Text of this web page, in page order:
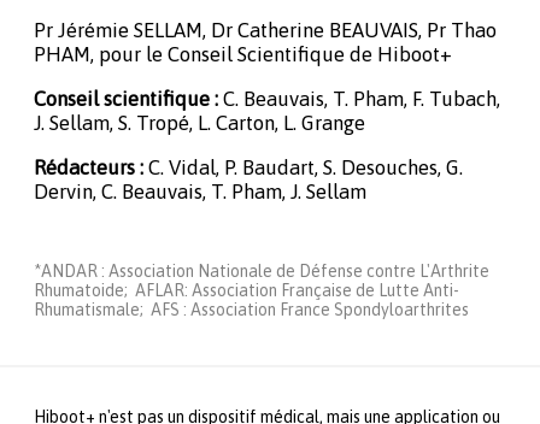
Pr Jérémie SELLAM, Dr Catherine BEAUVAIS, Pr Thao
PHAM, pour le Conseil Scientifique de Hiboot+
Conseil scientifique : C. Beauvais, T. Pham, F. Tubach,
J. Sellam, S. Tropé, L. Carton, L. Grange
Rédacteurs : C. Vidal, P. Baudart, S. Desouches, G.
Dervin, C. Beauvais, T. Pham, J. Sellam
*ANDAR : Association Nationale de Défense contre L'Arthrite
Rhumatoide; AFLAR: Association Française de Lutte Anti-
Rhumatismale; AFS : Association France Spondyloarthrites
Hiboot+ n'est pas un dispositif médical, mais une application ou